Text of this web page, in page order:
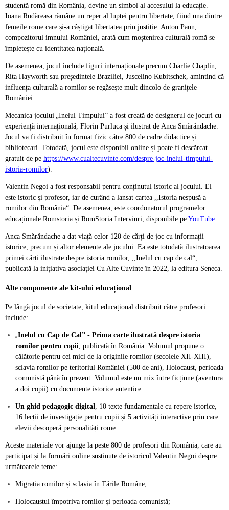
studentă romă din România, devine un simbol al accesului la educație.
Ioana Rudăreasa rămâne un reper al luptei pentru libertate, fiind una dintre
femeile rome care și-a câștigat libertatea prin justiție. Anton Pann,
compozitorul imnului României, arată cum moștenirea culturală romă se
împletește cu identitatea națională.
De asemenea, jocul include figuri internaționale precum Charlie Chaplin,
Rita Hayworth sau președintele Braziliei, Juscelino Kubitschek, amintind că
influența culturală a romilor se regăsește mult dincolo de granițele
României.
Mecanica jocului „Inelul Timpului” a fost creată de designerul de jocuri cu
experiență internațională, Florin Purluca și ilustrat de Anca Smărăndache.
Jocul va fi distribuit în format fizic către 800 de cadre didactice și
bibliotecari. Totodată, jocul este disponibil online și poate fi descărcat
gratuit de pe https://www.cualtecuvinte.com/despre-joc-inelul-timpului-
istoria-romilor).
Valentin Negoi a fost responsabil pentru conținutul istoric al jocului. El
este istoric și profesor, iar de curând a lansat cartea ,,Istoria nespusă a
romilor din România“. De asemenea, este coordonatorul programelor
educaționale Romstoria și RomStoria Interviuri, disponibile pe YouTube.
Anca Smărăndache a dat viață celor 120 de cărți de joc cu informații
istorice, precum și altor elemente ale jocului. Ea este totodată ilustratoarea
primei cărți ilustrate despre istoria romilor, ,,Inelul cu cap de cal“,
publicată la inițiativa asociației Cu Alte Cuvinte în 2022, la editura Seneca.
Alte componente ale kit-ului educațional
Pe lângă jocul de societate, kitul educațional distribuit către profesori
include:
„Inelul cu Cap de Cal” - Prima carte ilustrată despre istoria
romilor pentru copii , publicată în România. Volumul propune o
călătorie pentru cei mici de la originile romilor (secolele XII-XIII),
sclavia romilor pe teritoriul României (500 de ani), Holocaust, perioada
comunistă până în prezent. Volumul este un mix între ficțiune (aventura
a doi copii) cu documente istorice autentice.
Un ghid pedagogic digital
, 10 texte fundamentale cu repere istorice,
16 lecții de investigație pentru copii și 5 activități interactive prin care
elevii descoperă personalități rome.
Aceste materiale vor ajunge la peste 800 de profesori din România, care au
participat și la formări online susținute de istoricul Valentin Negoi despre
următoarele teme:
Migrația romilor și sclavia în Țările Române;
Holocaustul împotriva romilor și perioada comunistă;